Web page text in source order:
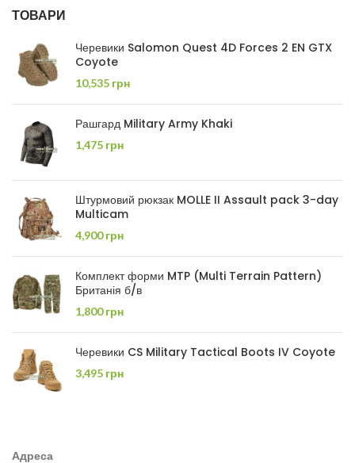
ТОВАРИ
Черевики Salomon Quest 4D Forces 2 EN GTX
Coyote
10,535 грн
Рашгард Military Army Khaki
1,475 грн
Штурмовий рюкзак MOLLE II Assault pack 3-day
Multicam
4,900грн
Комплект форми MTP (Multi Terrain Pattern)
Британія б/в
1,800грн
Черевики CS Military Tactical Boots IV Coyote
3,495 грн
Адреса